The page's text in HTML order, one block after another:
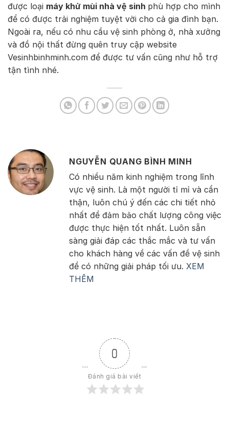
được loại máy khử mùi nhà vệ sinh phù hợp cho mình
để có được trải nghiệm tuyệt vời cho cả gia đình bạn.
Ngoài ra, nếu có nhu cầu vệ sinh phòng ở, nhà xưởng
và đồ nội thất đừng quên truy cập website
Vesinhbinhminh.com để được tư vấn cũng như hỗ trợ
tận tình nhé.
NGUYỄN QUANG BÌNH MINH
Có nhiều năm kinh nghiệm trong lĩnh
vực vệ sinh. Là một người tỉ mỉ và cẩn
thận, luôn chú ý đến các chi tiết nhỏ
nhất để đảm bảo chất lượng công việc
được thực hiện tốt nhất. Luôn sẵn
sàng giải đáp các thắc mắc và tư vấn
cho khách hàng về các vấn đề vệ sinh
để có những giải pháp tối ưu. XEM
THÊM
0
Đánh giá bài viết